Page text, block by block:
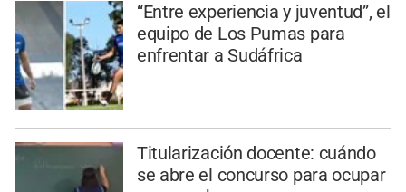
“Entre experiencia y juventud”, el
equipo de Los Pumas para
enfrentar a Sudáfrica
Titularización docente: cuándo
se abre el concurso para ocupar